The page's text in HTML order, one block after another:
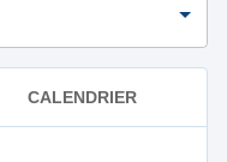
CALENDRIER